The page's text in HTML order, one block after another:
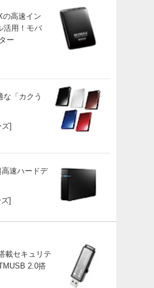
の高速イン
活用！モバ
ー
な「カクう
]
速ハードデ
]
載セキュリテ
2.0搭